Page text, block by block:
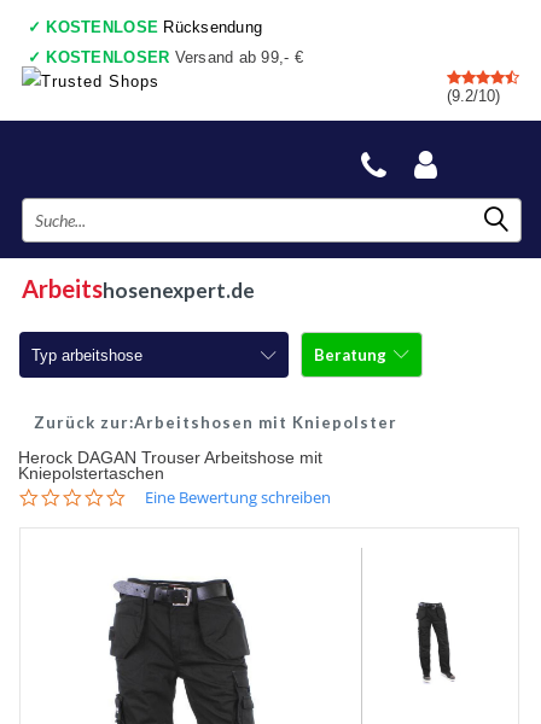
✓ KOSTENLOSE Rücksendung
✓ KOSTENLOSER Versand ab 99,- €
✓ 7 shops , Einkaufswagen
✓Vor 17:00 Uhr bestellt, heute gesendet ✓Danach zahlen
(9.2/10)
Arbeitshosenexpert.de
Typ arbeitshose
Arbeitshosen
Arbeitshosen mit Kniepolster
Stretch Arbeitshosen
Sicherheitshosen
Beratung
Arbeitshosen mit Kniepolster
Herock DAGAN Trouser Arbeitshose mit
Kniepolstertaschen
0.0Eine Bewertung schreiben